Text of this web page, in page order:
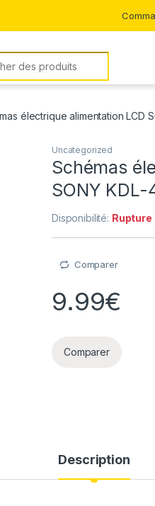
électrique alimentation LCD
Uncategorized
Schémas
SONY
Disponibilité:
Comparer
9.99€
Comparer
Description